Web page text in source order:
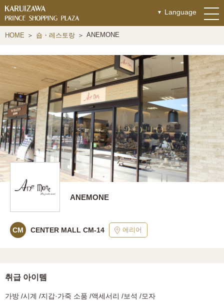
Language
HOME 숍・레스토랑 ANEMONE
ANEMONE
CM CENTER MALL CM-14 에리어
취급 아이템
가방 /시계 /지갑·가죽 소품 /액세서리 /보석 /모자